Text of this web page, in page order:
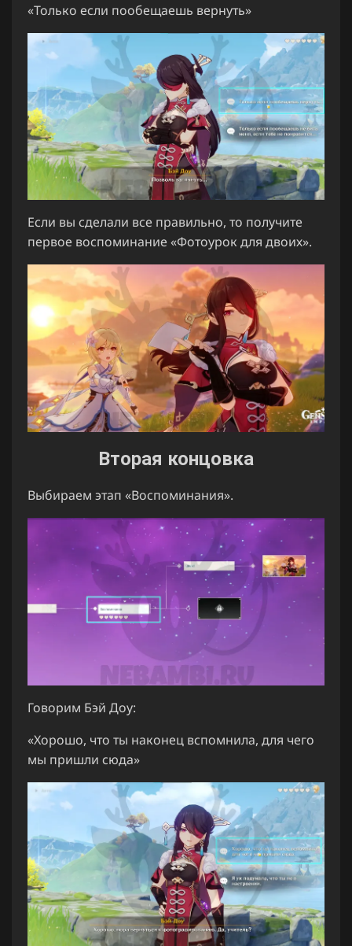
«Только если пообещаешь вернуть»
Если вы сделали все правильно, то получите
первое воспоминание «Фотоурок для двоих».
Вторая концовка
Выбираем этап «Воспоминания».
Говорим Бэй Доу:
«Хорошо, что ты наконец вспомнила, для чего
мы пришли сюда»